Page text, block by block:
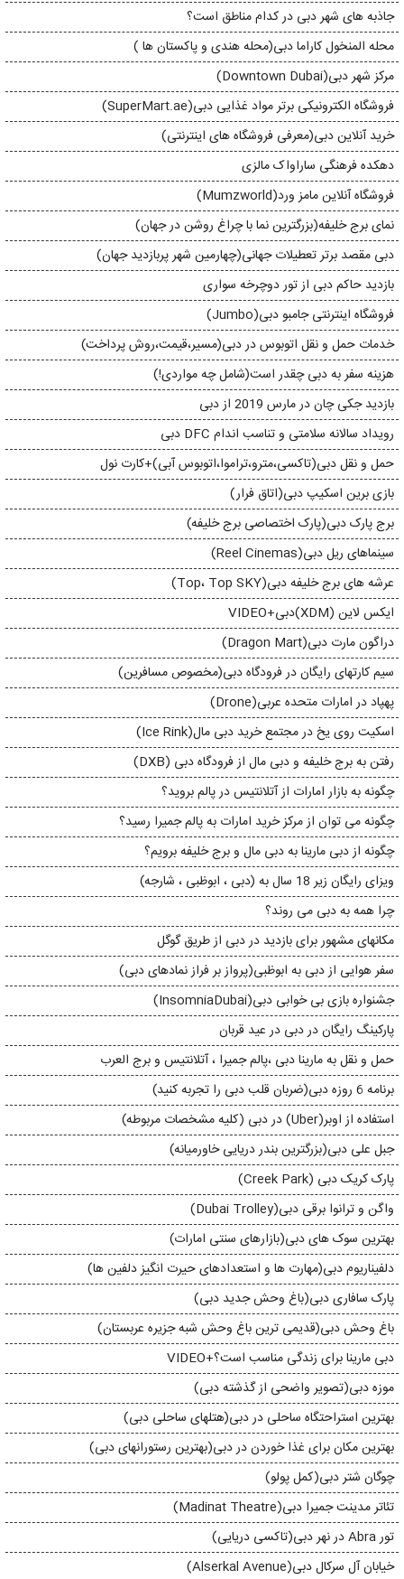
جاذبه های شهر دبی در کدام مناطق است؟
محله المنخول کاراما دبی(محله هندی و پاکستان ها )
مرکز شهر دبی(Downtown Dubai)
فروشگاه الکترونیکی برتر مواد غذایی دبی(SuperMart.ae)
خرید آنلاین دبی(معرفی فروشگاه های اینترنتی)
دهکده فرهنگی ساراواک مالزی
فروشگاه آنلاین مامز ورد(Mumzworld)
نمای برج خلیفه(بزرگترین نما با چراغ روشن در جهان)
دبی مقصد برتر تعطیلات جهانی(چهارمین شهر پربازدید جهان)
بازدید حاکم دبی از تور دوچرخه سواری
فروشگاه اینترنتی جامبو دبی(Jumbo)
خدمات حمل و نقل اتوبوس در دبی(مسیر،قیمت،روش پرداخت)
هزینه سفر به دبی چقدر است(شامل چه مواردی!)
بازدید جکی چان در مارس 2019 از دبی
رویداد سالانه سلامتی و تناسب اندام DFC دبی
حمل و نقل دبی(تاکسی،مترو،تراموا،اتوبوس آبی)+کارت نول
بازی برین اسکیپ دبی(اتاق فرار)
برج پارک دبی(پارک اختصاصی برج خلیفه)
سینماهای ریل دبی(Reel Cinemas)
عرشه های برج خلیفه دبی(Top، Top SKY)
ایکس لاین (XDM)دبی+VIDEO
دراگون مارت دبی(Dragon Mart)
سیم کارتهای رایگان در فرودگاه دبی(مخصوص مسافرین)
پهپاد در امارات متحده عربی(Drone)
اسکیت روی یخ در مجتمع خرید دبی مال(Ice Rink)
رفتن به برج خلیفه و دبی مال از فرودگاه دبی (DXB)
چگونه به بازار امارات از آتلانتیس در پالم بروید؟
چگونه می توان از مرکز خرید امارات به پالم جمیرا رسید؟
چگونه از دبی مارینا به دبی مال و برج خلیفه برویم؟
ویزای رایگان زیر 18 سال به (دبی ، ابوظبی ، شارجه)
​​چرا همه به دبی می روند؟
مکانهای مشهور برای بازدید در دبی از طریق گوگل
سفر هوایی از دبی به ابوظبی(پرواز بر فراز نمادهای دبی)
جشنواره بازی بی خوابی دبی(InsomniaDubai)
پارکینگ رایگان در دبی در عید قربان
حمل و نقل به مارینا دبی ،پالم جمیرا ، آتلانتیس و برج العرب
برنامه 6 روزه دبی(ضربان قلب دبی را تجربه کنید)
استفاده از اوبر(Uber) در دبی (کلیه مشخصات مربوطه)
جبل علی دبی(بزرگترین بندر دریایی خاورمیانه)
پارک کریک دبی (Creek Park)
واگن و ترانوا برقی دبی(Dubai Trolley)
بهترین سوک های دبی(بازارهای سنتی امارات)
دلفیناریوم دبی(مهارت ها و استعدادهای حیرت انگیز دلفین ها)
پارک سافاری دبی(باغ وحش جدید دبی)
باغ وحش دبی(قدیمی ترین باغ وحش شبه جزیره عربستان)
دبی مارینا برای زندگی مناسب است؟+VIDEO
موزه دبی(تصویر واضحی از گذشته دبی)
بهترین استراحتگاه ساحلی در دبی(هتلهای ساحلی دبی)
بهترین مکان برای غذا خوردن در دبی(بهترین رستورانهای دبی)
چوگان شتر دبی(کمل پولو)
تئاتر مدینت جمیرا دبی(Madinat Theatre)
تور Abra در نهر دبی(تاکسی دریایی)
خیابان آل سرکال دبی(Alserkal Avenue)